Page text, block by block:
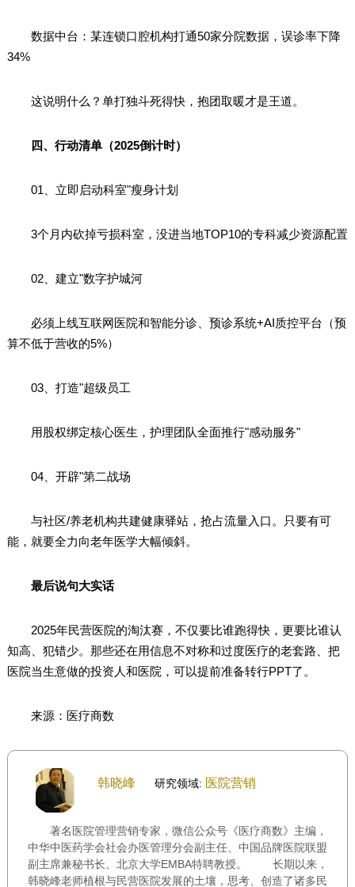
数据中台：某连锁口腔机构打通50家分院数据，误诊率下降
34%
这说明什么？单打独斗死得快，抱团取暖才是王道。
四、行动清单（2025倒计时）
01、立即启动科室"瘦身计划
3个月内砍掉亏损科室，没进当地TOP10的专科减少资源配置
02、建立"数字护城河
必须上线互联网医院和智能分诊、预诊系统+AI质控平台（预
算不低于营收的5%）
03、打造"超级员工
用股权绑定核心医生，护理团队全面推行"感动服务"
04、开辟"第二战场
与社区/养老机构共建健康驿站，抢占流量入口。只要有可
能，就要全力向老年医学大幅倾斜。
最后说句大实话
2025年民营医院的淘汰赛，不仅要比谁跑得快，更要比谁认
知高、犯错少。那些还在用信息不对称和过度医疗的老套路、把
医院当生意做的投资人和医院，可以提前准备转行PPT了。
来源：医疗商数
韩晓峰 研究领域: 医院营销
著名医院管理营销专家，微信公众号《医疗商数》主编，
中华中医药学会社会办医管理分会副主任、中国品牌医院联盟
副主席兼秘书长、北京大学EMBA特聘教授。 长期以来，
韩晓峰老师植根与民营医院发展的土壤，思考、创造了诸多民